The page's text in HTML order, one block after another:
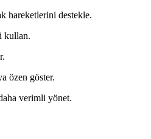
hareketlerini destekle.
kullan.
özen göster.
verimli yönet.